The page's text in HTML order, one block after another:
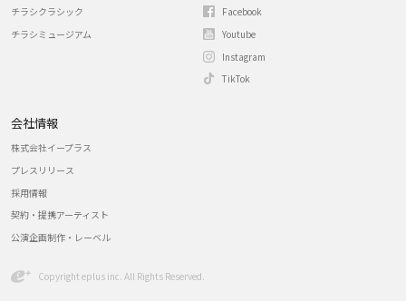
チラシクラシック
チラシミュージアム
Facebook
Youtube
Instagram
TikTok
会社情報
株式会社イープラス
プレスリリース
採用情報
契約・提携アーティスト
公演企画制作・レーベル
Copyright eplus inc. All Rights Reserved.